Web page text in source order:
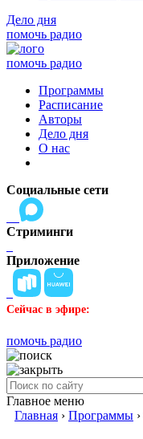
Дело дня
помочь радио
помочь радио
Программы
Расписание
Авторы
Дело дня
О нас
Социальные сети
Стриминги
Приложение
Сейчас в эфире:
помочь радио
Главное меню
Главная › Программы ›